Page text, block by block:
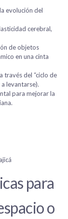
evolución del
cerebral,
de objetos
en una cinta
través del “ciclo de
levantarse).
para mejorar la
para
o